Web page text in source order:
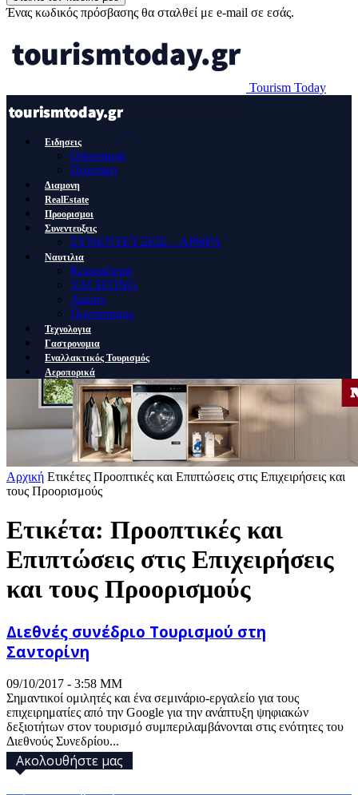
Ένας κωδικός πρόσβασης θα σταλθεί με e-mail σε εσάς.
Tourism Today
Ειδησεις
Οικονομια
Πολιτικη
Διαμονη
RealEstate
Προορισμοι
Συνεντευξεις
ΣΥΝΕΝΤΕΥΞΕΙΣ – ΑΡΘΡΑ
Ναυτιλια
Κρουαζιερα
YACHTING
Λιμανι
Ποντοπορος
Τεχνολογια
Γαστρονομια
Εναλλακτικός Τουρισμός
Αεροπορικά
Αρχική Ετικέτες Προοπτικές και Επιπτώσεις στις Επιχειρήσεις και
τους Προορισμούς
Ετικέτα: Προοπτικές και
Επιπτώσεις στις Επιχειρήσεις
και τους Προορισμούς
Διεθνές συνέδριο Τουρισμού στη
Σαντορίνη
09/10/2017 - 3:58 ΜΜ
Σημαντικοί ομιλητές και ένα σεμινάριο-εργαλείο για τους
επιχειρηματίες από την Google για την ανάπτυξη ψηφιακών
δεξιοτήτων στον τουρισμό συμπεριλαμβάνονται στις ενότητες του
Διεθνούς Συνεδρίου...
Ακολουθήστε μας